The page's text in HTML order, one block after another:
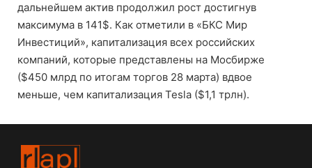
дальнейшем актив продолжил рост достигнув
максимума в 141$. Как отметили в «БКС Мир
Инвестиций», капитализация всех российских
компаний, которые представлены на Мосбирже
($450 млрд по итогам торгов 28 марта) вдвое
меньше, чем капитализация Tesla ($1,1 трлн).